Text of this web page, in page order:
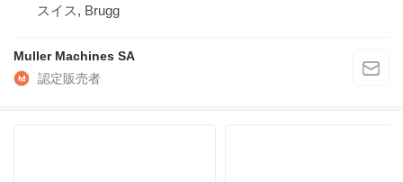
スイス, Brugg
Muller Machines SA